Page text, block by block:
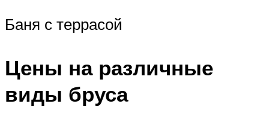
Баня с террасой
Цены на различные
виды бруса